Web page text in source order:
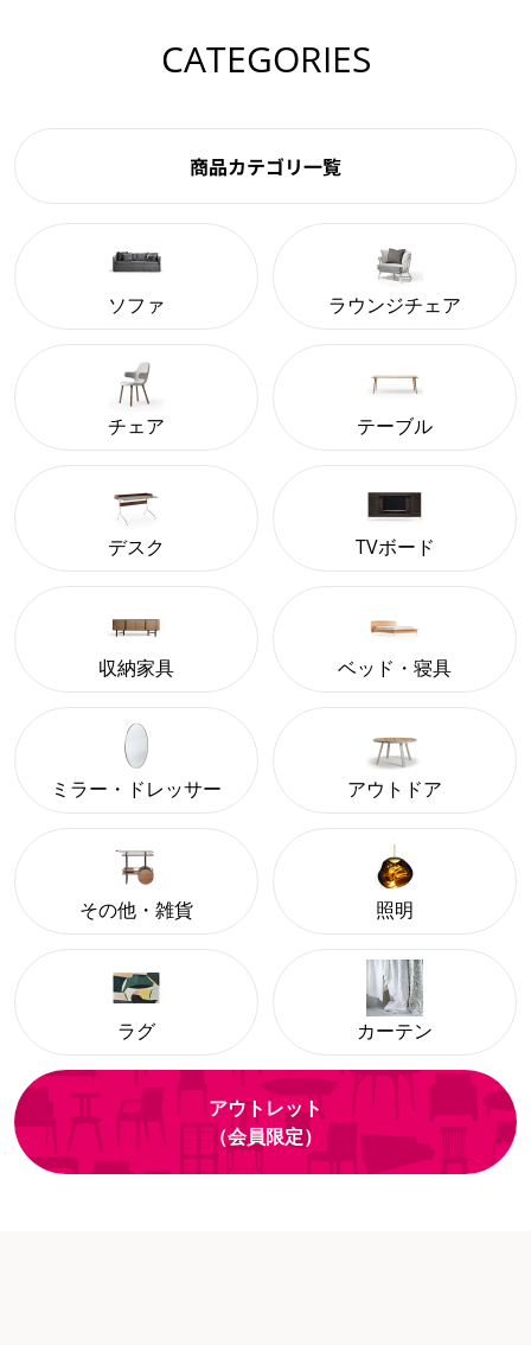
CATEGORIES
商品カテゴリ一覧
ソファ ラウンジチェア
チェア テーブル
デスク TVボード
収納家具 ベッド・寝具
ミラー・ドレッサー アウトドア
その他・雑貨 照明
ラグ カーテン
アウトレット
（会員限定）